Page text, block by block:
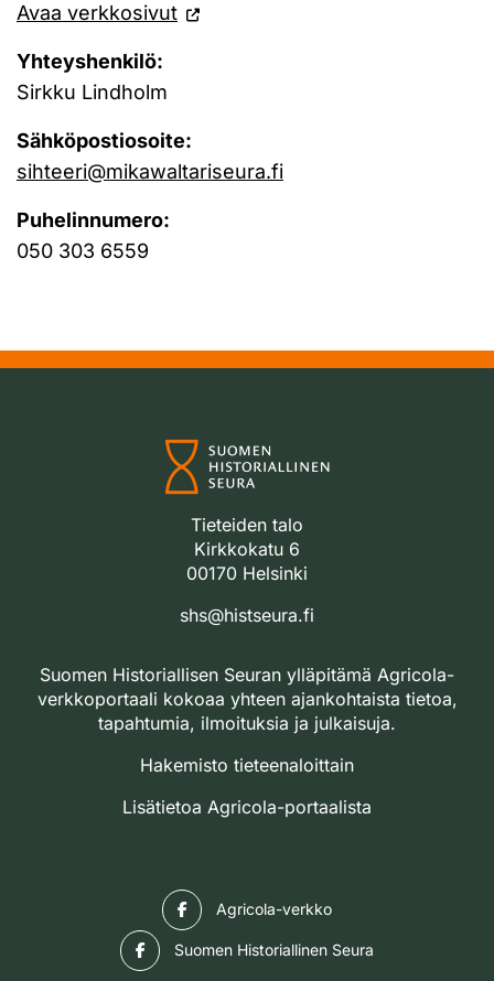
Avaa verkkosivut
Yhteyshenkilö:
Sirkku Lindholm
Sähköpostiosoite:
sihteeri@mikawaltariseura.fi
Puhelinnumero:
050 303 6559
Tieteiden talo
Kirkkokatu 6
00170 Helsinki
shs@histseura.fi
Suomen Historiallisen Seuran ylläpitämä Agricola-
verkkoportaali kokoaa yhteen ajankohtaista tietoa,
tapahtumia, ilmoituksia ja julkaisuja.
Hakemisto tieteenaloittain
Lisätietoa Agricola-portaalista
Agricola-verkko
Suomen Historiallinen Seura